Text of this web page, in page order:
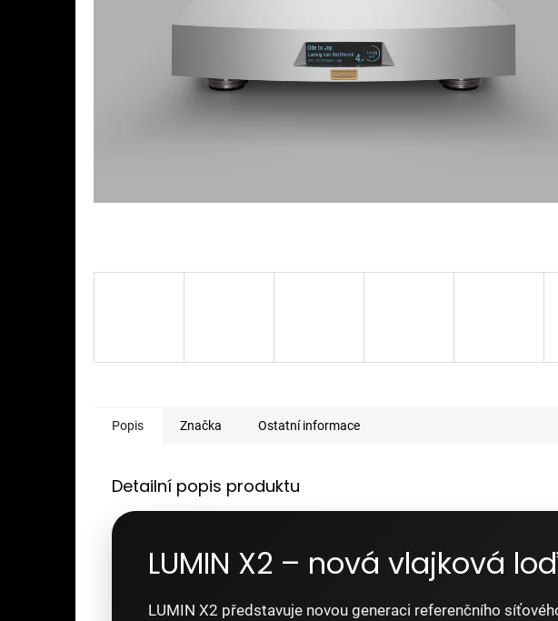
Popis Značka Ostatní informace
Detailní popis produktu
LUMIN X2 – nová vlajková
LUMIN X2 představuje novou generaci referenčního